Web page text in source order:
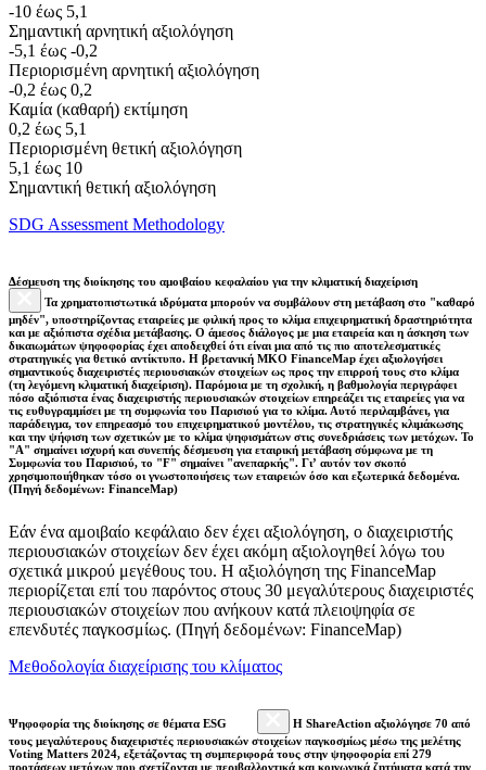
-10 έως 5,1
Σημαντική αρνητική αξιολόγηση
-5,1 έως -0,2
Περιορισμένη αρνητική αξιολόγηση
-0,2 έως 0,2
Καμία (καθαρή) εκτίμηση
0,2 έως 5,1
Περιορισμένη θετική αξιολόγηση
5,1 έως 10
Σημαντική θετική αξιολόγηση
SDG Assessment Methodology
Δέσμευση της διοίκησης του αμοιβαίου κεφαλαίου για την κλιματική διαχείριση
Τα χρηματοπιστωτικά ιδρύματα μπορούν να συμβάλουν στη μετάβαση στο "καθαρό
μηδέν", υποστηρίζοντας εταιρείες με φιλική προς το κλίμα επιχειρηματική δραστηριότητα
και με αξιόπιστα σχέδια μετάβασης. Ο άμεσος διάλογος με μια εταιρεία και η άσκηση των
δικαιωμάτων ψηφοφορίας έχει αποδειχθεί ότι είναι μια από τις πιο αποτελεσματικές
στρατηγικές για θετικό αντίκτυπο. Η βρετανική ΜΚΟ FinanceMap έχει αξιολογήσει
σημαντικούς διαχειριστές περιουσιακών στοιχείων ως προς την επιρροή τους στο κλίμα
(τη λεγόμενη κλιματική διαχείριση). Παρόμοια με τη σχολική, η βαθμολογία περιγράφει
πόσο αξιόπιστα ένας διαχειριστής περιουσιακών στοιχείων επηρεάζει τις εταιρείες για να
τις ευθυγραμμίσει με τη συμφωνία του Παρισιού για το κλίμα. Αυτό περιλαμβάνει, για
παράδειγμα, τον επηρεασμό του επιχειρηματικού μοντέλου, τις στρατηγικές κλιμάκωσης
και την ψήφιση των σχετικών με το κλίμα ψηφισμάτων στις συνεδριάσεις των μετόχων. Το
"Α" σημαίνει ισχυρή και συνεπής δέσμευση για εταιρική μετάβαση σύμφωνα με τη
Συμφωνία του Παρισιού, το "F" σημαίνει "ανεπαρκής". Γι’ αυτόν τον σκοπό
χρησιμοποιήθηκαν τόσο οι γνωστοποιήσεις των εταιρειών όσο και εξωτερικά δεδομένα.
(Πηγή δεδομένων: FinanceMap)
Εάν ένα αμοιβαίο κεφάλαιο δεν έχει αξιολόγηση, ο διαχειριστής
περιουσιακών στοιχείων δεν έχει ακόμη αξιολογηθεί λόγω του
σχετικά μικρού μεγέθους του. Η αξιολόγηση της FinanceMap
περιορίζεται επί του παρόντος στους 30 μεγαλύτερους διαχειριστές
περιουσιακών στοιχείων που ανήκουν κατά πλειοψηφία σε
επενδυτές παγκοσμίως. (Πηγή δεδομένων: FinanceMap)
Μεθοδολογία διαχείρισης του κλίματος
Ψηφοφορία της διοίκησης σε θέματα ESG
Η ShareAction αξιολόγησε 70 από
τους μεγαλύτερους διαχειριστές περιουσιακών στοιχείων παγκοσμίως μέσω της μελέτης
Voting Matters 2024, εξετάζοντας τη συμπεριφορά τους στην ψηφοφορία επί 279
προτάσεων μετόχων που σχετίζονται με περιβαλλοντικά και κοινωνικά ζητήματα κατά την